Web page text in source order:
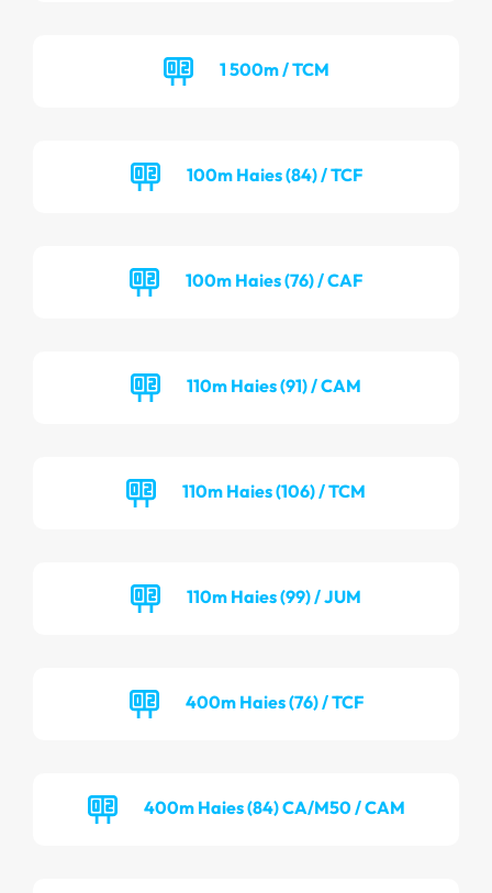
1 500m / TCM
100m Haies (84) / TCF
100m Haies (76) / CAF
110m Haies (91) / CAM
110m Haies (106) / TCM
110m Haies (99) / JUM
400m Haies (76) / TCF
400m Haies (84) CA/M50 / CAM